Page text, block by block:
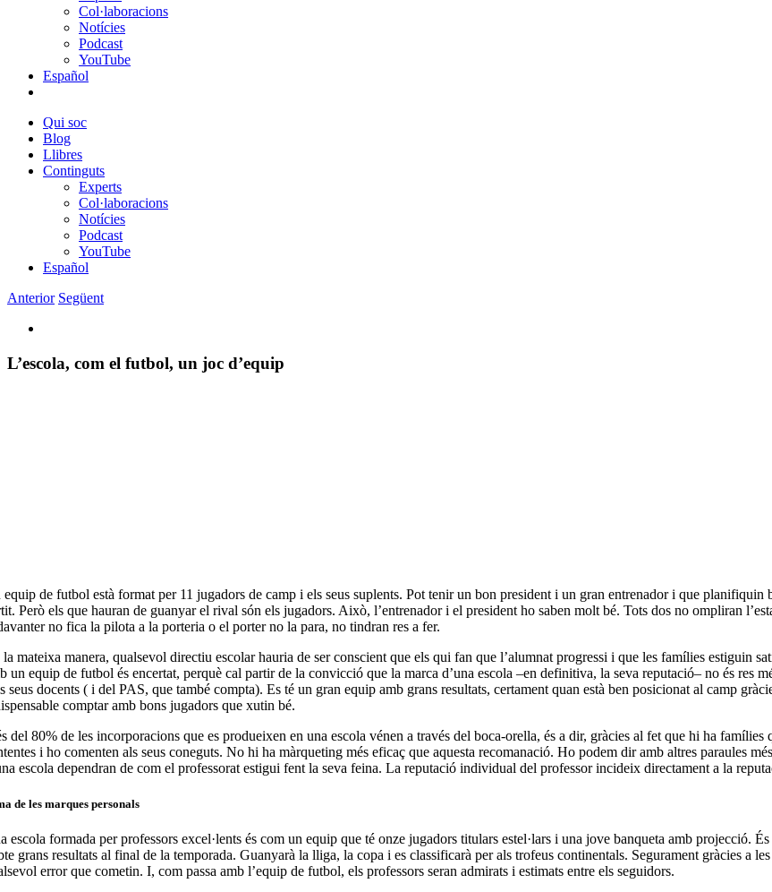
Col·laboracions
Notícies
Podcast
YouTube
Español
Qui soc
Blog
Llibres
Continguts
Experts
Col·laboracions
Notícies
Podcast
YouTube
Español
Anterior Següent
Image
L’escola, com el futbol, un joc d’equip
equip de futbol està format per 11 jugadors de camp i els seus suplents. Pot tenir un bon president i un gran entrenador i que planifiquin
Però els que hauran de guanyar el rival són els jugadors. Això, l’entrenador i el president ho saben molt bé. Tots dos no ompliran
no fica la pilota a la porteria o el porter no la para, no tindran res a fer.
la mateixa manera, qualsevol directiu escolar hauria de ser conscient que els qui fan que l’alumnat progressi i que les famílies estiguin
un equip de futbol és encertat, perquè cal partir de la convicció que la marca d’una escola –en definitiva, la seva reputació– no és res
seus docents ( i del PAS, que també compta). Es té un gran equip amb grans resultats, certament quan està ben posicionat al camp
comptar amb bons jugadors que xutin bé.
del 80% de les incorporacions que es produeixen en una escola vénen a través del boca-orella, és a dir, gràcies al fet que hi ha famílies
i ho comenten als seus coneguts. No hi ha màrqueting més eficaç que aquesta recomanació. Ho podem dir amb altres paraules
escola dependran de com el professorat estigui fent la seva feina. La reputació individual del professor incideix directament a la
de les marques personals
escola formada per professors excel·lents és com un equip que té onze jugadors titulars estel·lars i una jove banqueta amb projecció.
grans resultats al final de la temporada. Guanyarà la lliga, la copa i es classificarà per als trofeus continentals. Segurament gràcies a
error que cometin. I, com passa amb l’equip de futbol, ​​els professors seran admirats i estimats entre els seguidors.